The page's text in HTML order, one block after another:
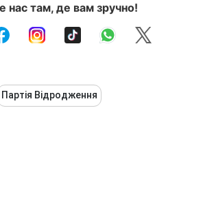
нас там, де вам зручно!
Партія Відродження